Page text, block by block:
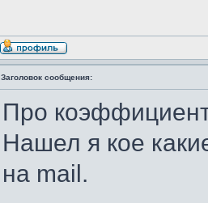
Заголовок сообщения:
Про
Нашел я кое
на mail.